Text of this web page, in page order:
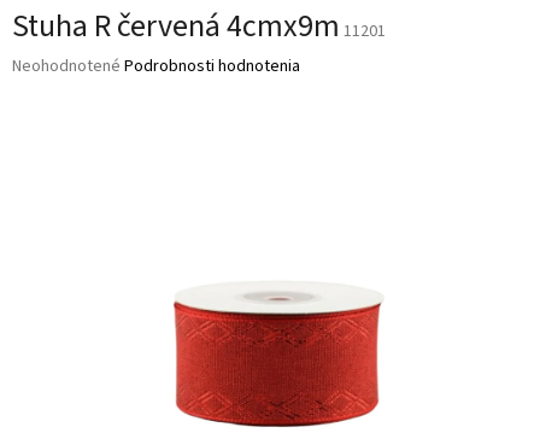
Stuha R červená 4cmx9m 11201
Priemerné
Neohodnotené Podrobnosti hodnotenia